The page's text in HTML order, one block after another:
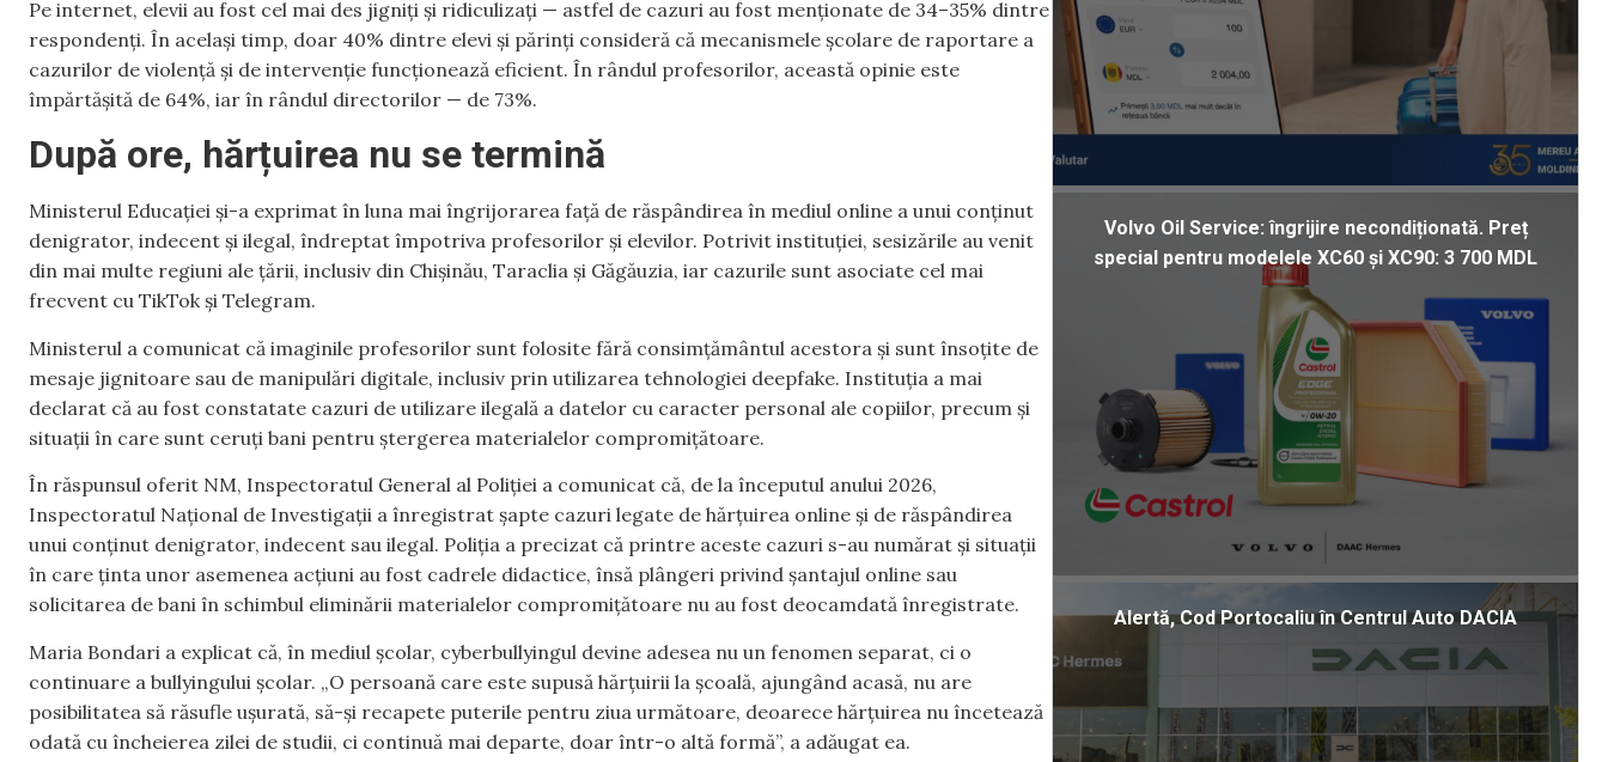
Pe internet, elevii au fost cel mai des jigniți și ridiculizați — astfel de cazuri au fost menționate de 34–35% dintre
respondenți. În același timp, doar 40% dintre elevi și părinți consideră că mecanismele școlare de raportare a
cazurilor de violență și de intervenție funcționează eficient. În rândul profesorilor, această opinie este
împărtășită de 64%, iar în rândul directorilor — de 73%.
După ore, hărțuirea nu se termină
Ministerul Educației și-a exprimat în luna mai îngrijorarea față de răspândirea în mediul online a unui conținut
denigrator, indecent și ilegal, îndreptat împotriva profesorilor și elevilor. Potrivit instituției, sesizările au venit
din mai multe regiuni ale țării, inclusiv din Chișinău, Taraclia și Găgăuzia, iar cazurile sunt asociate cel mai
frecvent cu TikTok și Telegram.
Ministerul a comunicat că imaginile profesorilor sunt folosite fără consimțământul acestora și sunt însoțite de
mesaje jignitoare sau de manipulări digitale, inclusiv prin utilizarea tehnologiei deepfake. Instituția a mai
declarat că au fost constatate cazuri de utilizare ilegală a datelor cu caracter personal ale copiilor, precum și
situații în care sunt ceruți bani pentru ștergerea materialelor compromițătoare.
În răspunsul oferit NM, Inspectoratul General al Poliției a comunicat că, de la începutul anului 2026,
Inspectoratul Național de Investigații a înregistrat șapte cazuri legate de hărțuirea online și de răspândirea
unui conținut denigrator, indecent sau ilegal. Poliția a precizat că printre aceste cazuri s-au numărat și situații
în care ținta unor asemenea acțiuni au fost cadrele didactice, însă plângeri privind șantajul online sau
solicitarea de bani în schimbul eliminării materialelor compromițătoare nu au fost deocamdată înregistrate.
Maria Bondari a explicat că, în mediul școlar, cyberbullyingul devine adesea nu un fenomen separat, ci o
continuare a bullyingului școlar. „O persoană care este supusă hărțuirii la școală, ajungând acasă, nu are
posibilitatea să răsufle ușurată, să-și recapete puterile pentru ziua următoare, deoarece hărțuirea nu încetează
odată cu încheierea zilei de studii, ci continuă mai departe, doar într-o altă formă”, a adăugat ea.
Volvo Oil Service: îngrijire necondiționată. Preț
special pentru modelele XC60 și XC90: 3 700 MDL
Alertă, Cod Portocaliu în Centrul Auto DACIA